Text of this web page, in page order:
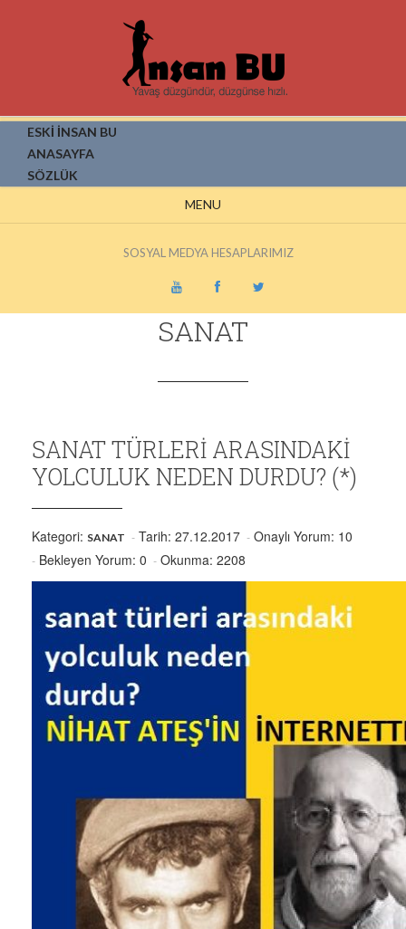
ESKİ İNSAN BU
ANASAYFA
SÖZLÜK
MENU
SOSYAL MEDYA HESAPLARIMIZ
SANAT
SANAT TÜRLERI ARASINDAKI
YOLCULUK NEDEN DURDU? (*)
Kategori: SANAT Tarih: 27.12.2017
Onaylı Yorum: 10
Bekleyen Yorum: 0
Okunma: 2208